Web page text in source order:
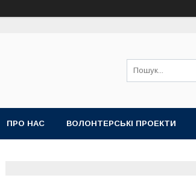
ПРО НАС ВОЛОНТЕРСЬКІ ПРОЕКТИ